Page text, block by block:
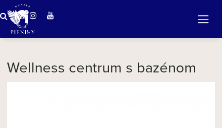
Zázračná voda v Pieninách
Wellness centrum s bazénom